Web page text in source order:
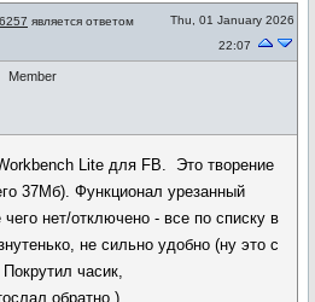
является ответом
Thu, 01 January 2026
22:07
Member
Lite для FB. Это творение
37Мб). Функционал урезанный
нет/отключено - все по списку в
не сильно удобно (ну это с
часик,
обратно )